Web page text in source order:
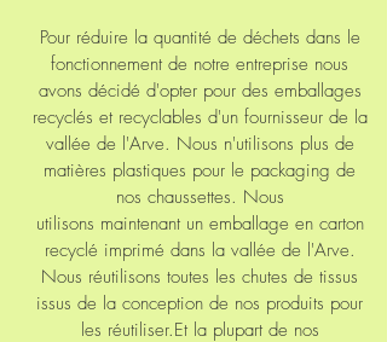
Pour réduire la quantité de déchets dans le
fonctionnement de notre entreprise nous
avons décidé d'opter pour des emballages
recyclés et recyclables d'un fournisseur de la
vallée de l'Arve. Nous n'utilisons plus de
matières plastiques pour le packaging de
nos chaussettes. Nous
utilisons maintenant un emballage en carton
recyclé imprimé dans la vallée de l'Arve.
Nous réutilisons toutes les chutes de tissus
issus de la conception de nos produits pour
les réutiliser.Et la plupart de nos